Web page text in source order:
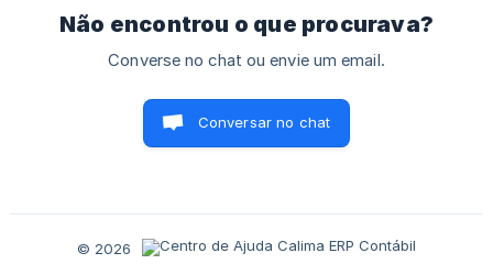
Não encontrou o que procurava?
Converse no chat ou envie um email.
Conversar no chat
© 2026